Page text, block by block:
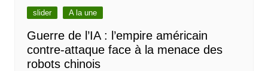
slider A la une
Guerre de l’IA : l’empire américain
contre-attaque face à la menace des
robots chinois